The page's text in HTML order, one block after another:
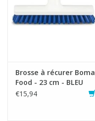
Fiche produit
Brosse à récurer Boma
Food - 23 cm - BLEU
€15,94